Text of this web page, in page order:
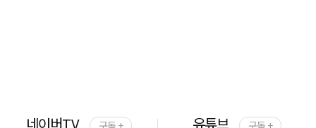
네이버TV 구독 + 유튜브 구독 +